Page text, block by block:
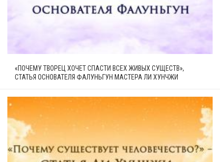
«ПОЧЕМУ ТВОРЕЦ ХОЧЕТ СПАСТИ ВСЕХ ЖИВЫХ СУЩЕСТВ»,
СТАТЬЯ ОСНОВАТЕЛЯ ФАЛУНЬГУН МАСТЕРА ЛИ ХУНЧЖИ